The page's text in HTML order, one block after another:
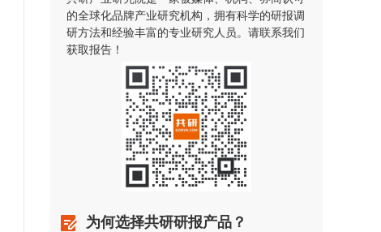
的全球化品牌产业研究机构，拥有科学的研报调
研方法和经验丰富的专业研究人员。请联系我们
获取报告！
为何选择共研研报产品？